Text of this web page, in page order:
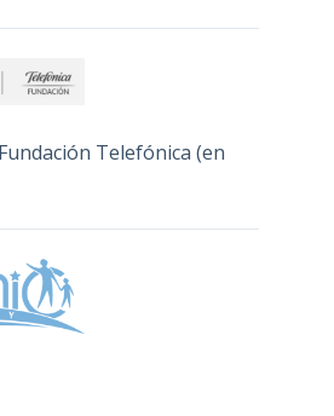
Telefónica (en